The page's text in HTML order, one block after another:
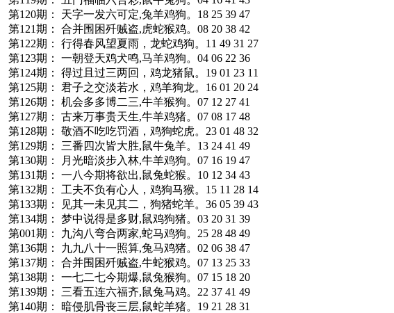
第120期： 天字一发六可定,兔羊鸡狗。18 25 39 47
第121期： 合并围困歼贼盗,虎蛇猴鸡。08 20 38 42
第122期： 行得春风望夏雨，龙蛇鸡狗。11 49 31 27
第123期： 一朝登天鸡犬鸣,马羊鸡狗。04 06 22 36
第124期： 得过且过三两回，鸡龙猪鼠。19 01 23 11
第125期： 君子之交淡若水，鸡羊狗龙。16 01 20 24
第126期： 机会多多博二三,牛羊猴狗。07 12 27 41
第127期： 古来万事贵天生,牛羊鸡猪。07 08 17 48
第128期： 敬酒不吃吃罚酒，鸡狗蛇虎。23 01 48 32
第129期： 三番四次皆大胜,鼠牛兔羊。13 24 41 49
第130期： 月光暗淡步入林,牛羊鸡狗。07 16 19 47
第131期： 一八今期将欲出,鼠兔蛇猴。10 12 34 43
第132期： 工夫不负有心人，鸡狗马猴。15 11 28 14
第133期： 见其一未见其二，狗猪蛇羊。36 05 39 43
第134期： 梦中说得是多财,鼠鸡狗猪。03 20 31 39
第001期： 九沟八弯合两家,蛇马鸡狗。25 28 48 49
第136期： 九九八十一照算,兔马鸡猪。02 06 38 47
第137期： 合并围困歼贼盗,牛蛇猴鸡。07 13 25 33
第138期： 一七二七今期爆,鼠兔猴狗。07 15 18 20
第139期： 三看五连六福齐,鼠兔马鸡。22 37 41 49
第140期： 暗侵肌骨丧三层,鼠蛇羊猪。19 21 28 31